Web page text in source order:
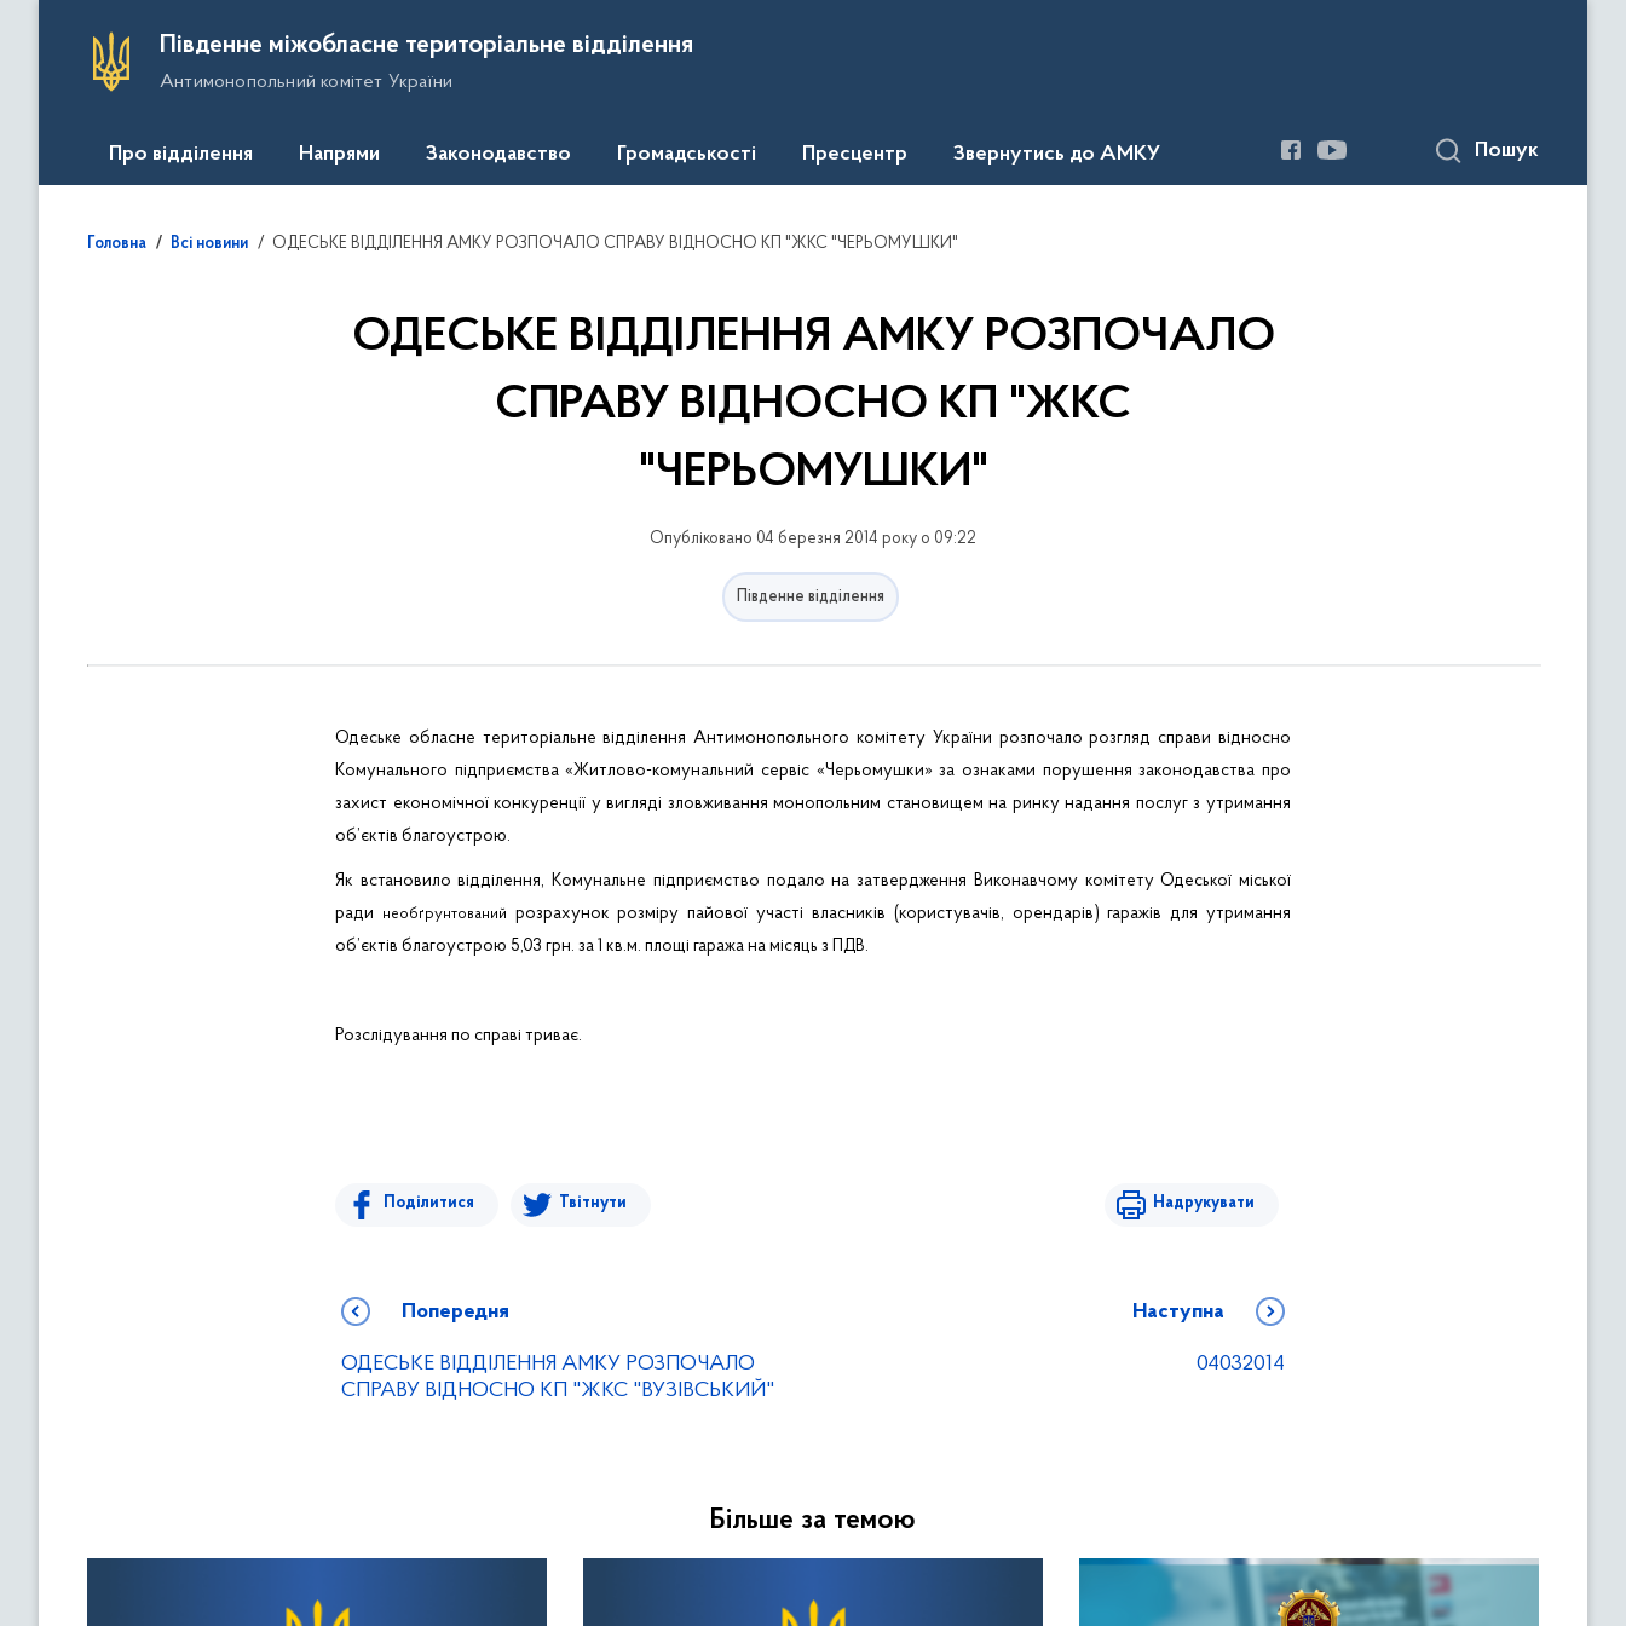
Південне міжобласне територіальне відділення
Антимонопольний комітет України
Про відділення Напрями Законодавство Громадськості Пресцентр Звернутись до АМКУ Пошук
Головна Всі новини ОДЕСЬКЕ ВІДДІЛЕННЯ АМКУ РОЗПОЧАЛО СПРАВУ ВІДНОСНО КП "ЖКС "ЧЕРЬОМУШКИ"
ОДЕСЬКЕ ВІДДІЛЕННЯ АМКУ РОЗПОЧАЛО
СПРАВУ ВІДНОСНО КП "ЖКС
"ЧЕРЬОМУШКИ"
Опубліковано 04 березня 2014 року о 09:22
Південне відділення
Одеське обласне територіальне відділення Антимонопольного комітету України розпочало розгляд справи відносно
Комунального підприємства «Житлово-комунальний сервіс «Черьомушки» за ознаками порушення законодавства про
захист економічної конкуренції у вигляді зловживання монопольним становищем на ринку надання послуг з утримання
об’єктів благоустрою.
Як встановило відділення, Комунальне підприємство подало на затвердження Виконавчому комітету Одеської міської
ради
необґрунтований розрахунок розміру пайової участі власників (користувачів, орендарів) гаражів для утримання
об’єктів благоустрою 5,03 грн. за 1 кв.м. площі гаража на місяць з ПДВ.
Розслідування по справі триває.
Поділитися Твітнути Надрукувати
Попередня
ОДЕСЬКЕ ВІДДІЛЕННЯ АМКУ РОЗПОЧАЛО
СПРАВУ ВІДНОСНО КП "ЖКС "ВУЗІВСЬКИЙ"
Наступна
04032014
Більше за темою